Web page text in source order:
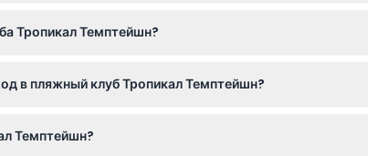
Тропикал Темптейшн?
в пляжный клуб Тропикал Темптейшн?
Темптейшн?